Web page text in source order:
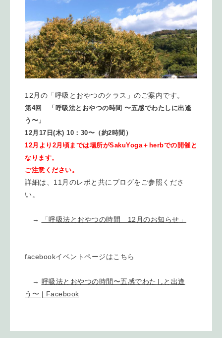
12月の「呼吸とおやつのクラス」のご案内です。
第4回 「呼吸法とおやつの時間 〜五感でわたしに出逢
う〜」
12月17日(木) 10：30〜（約2時間）
12月より2月頃までは場所がSakuYoga＋herbでの開催と
なります。
ご注意ください。
詳細は、11月のレポと共にブログをご参照くださ
い。
→ 「呼吸法とおやつの時間 12月のお知らせ」
facebookイベントページはこちら
→ 呼吸法とおやつの時間〜五感でわたしと出逢
う〜 | Facebook